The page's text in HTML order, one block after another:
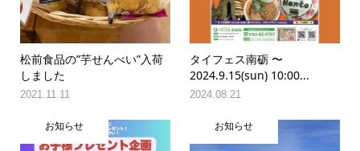
松前食品の”芋せんべい”入荷
しました
2021.11.11
タイフェス南砺 〜
2024.9.15(sun) 10:00...
2024.08.21
お知らせ お知らせ